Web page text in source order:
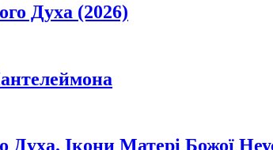
Духа (2026)
Духа. Ікони Матері Божої